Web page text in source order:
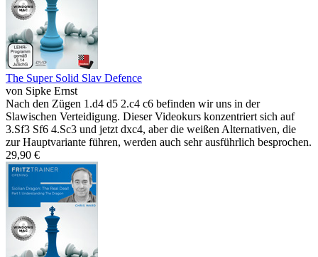
The Super Solid Slav Defence
von Sipke Ernst
Nach den Zügen 1.d4 d5 2.c4 c6 befinden wir uns in der
Slawischen Verteidigung. Dieser Videokurs konzentriert sich auf
3.Sf3 Sf6 4.Sc3 und jetzt dxc4, aber die weißen Alternativen, die
zur Hauptvariante führen, werden auch sehr ausführlich besprochen.
29,90 €